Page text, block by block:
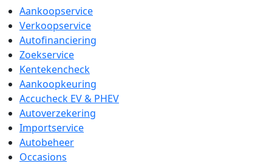
Aankoopservice
Verkoopservice
Autofinanciering
Zoekservice
Kentekencheck
Aankoopkeuring
Accucheck EV & PHEV
Autoverzekering
Importservice
Autobeheer
Occasions